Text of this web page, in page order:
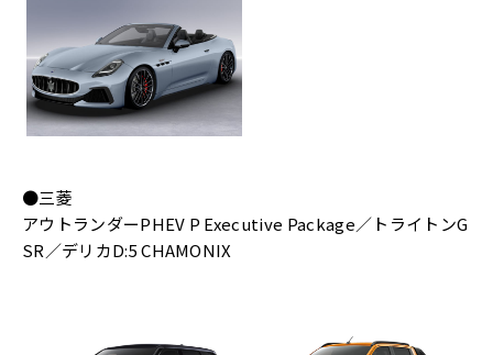
●三菱
アウトランダーPHEV P Executive Package／トライトンG
SR／デリカD:5 CHAMONIX